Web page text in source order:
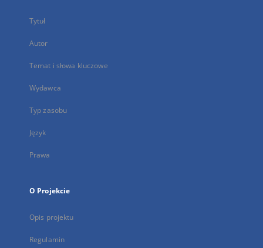
Tytuł
Autor
Temat i słowa kluczowe
Wydawca
Typ zasobu
Język
Prawa
O Projekcie
Opis projektu
Regulamin